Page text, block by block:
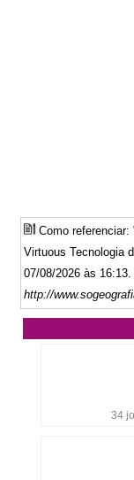
Como
Virtuous Tecnologia
07/08/2026 às
http://
34